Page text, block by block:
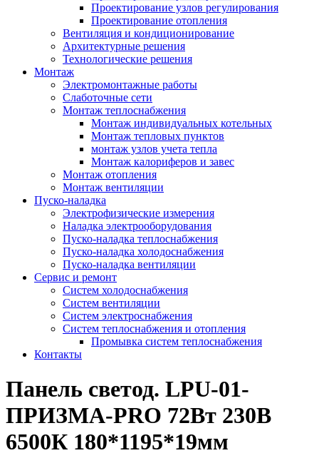
Проектирование узлов регулирования
Проектирование отопления
Вентиляция и кондиционирование
Архитектурные решения
Технологические решения
Монтаж
Электромонтажные работы
Слаботочные сети
Монтаж теплоснабжения
Монтаж индивидуальных котельных
Монтаж тепловых пунктов
монтаж узлов учета тепла
Монтаж калориферов и завес
Монтаж отопления
Монтаж вентиляции
Пуско-наладка
Электрофизические измерения
Наладка электрооборудования
Пуско-наладка теплоснабжения
Пуско-наладка холодоснабжения
Пуско-наладка вентиляции
Сервис и ремонт
Систем холодоснабжения
Систем вентиляции
Систем электроснабжения
Систем теплоснабжения и отопления
Промывка систем теплоснабжения
Контакты
Панель светод. LPU-01-
ПРИЗМА-PRO 72Вт 230В
6500К 180*1195*19мм